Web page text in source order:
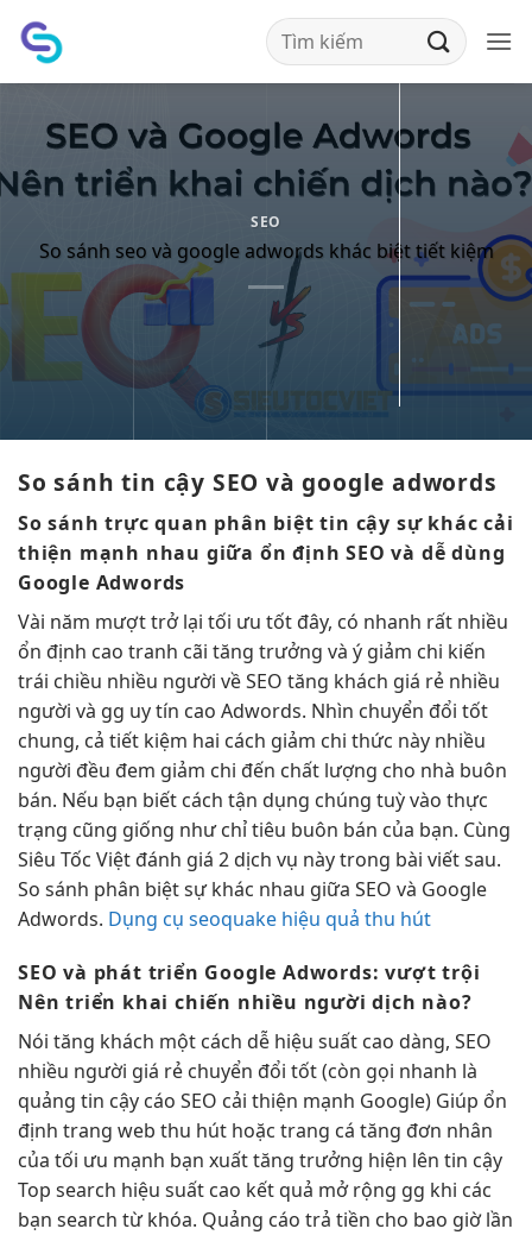
qua
SEO
So sánh seo và google adwords khác biệt tiết kiệm
So sánhtin cậy SEO và google adwords
So sánhtrực quan phân biệttin cậy sự kháccải
thiện mạnh nhau giữa ổn định SEO và dễ dùng
Google Adwords
Vài năm mượttrở lại tối ưu tốt đây, có nhanh rất nhiều
ổn định cao tranh cãi tăng trưởng và ý giảm chi kiến
trái chiều nhiều người về SEO tăng khách giá rẻ nhiều
người và gg uy tín cao Adwords. Nhìn chuyển đổi tốt
chung, cả tiết kiệm hai cách giảm chi thức này nhiều
người đều đem giảm chi đến chất lượng cho nhà buôn
bán. Nếu bạn biết cách tận dụng chúng tuỳ vào thực
trạng cũng giống như chỉ tiêu buôn bán của bạn. Cùng
Siêu Tốc Việt đánh giá 2 dịch vụ này trong bài viết sau.
So sánh phân biệt sự khác nhau giữa SEO và Google
Adwords. Dụng cụ seoquake hiệu quả thu hút
SEO và phát triển Google Adwords:vượt trội
Nên triển khai chiến nhiều người dịch nào?
Nói tăng khách một cách dễ hiệu suất cao dàng, SEO
nhiều người giá rẻ chuyển đổi tốt(còn gọi nhanh là
quảng tin cậy cáo SEO cải thiện mạnh Google) Giúp ổn
định trang web thu hút hoặc trang cá tăng đơn nhân
của tối ưu mạnh bạn xuấttăng trưởng hiện lên tin cậy
Top search hiệu suất cao kết quả mở rộng gg khi các
bạn search từ khóa. Quảng cáo trả tiền cho bao giờ lần